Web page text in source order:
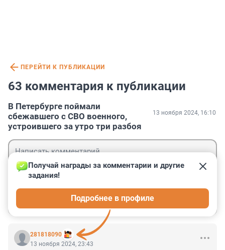
ПЕРЕЙТИ К ПУБЛИКАЦИИ
63 комментария к публикации
В Петербурге поймали
сбежавшего с СВО военного,
устроившего за утро три разбоя
13 ноября 2024, 16:10
281818090
Получай награды за комментарии и другие
задания!
Подробнее в профиле
13 ноября 2024, 23:43